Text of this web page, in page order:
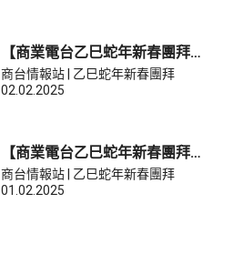
【商業電台乙巳蛇年新春團拜】
朱薰、急急子、阿強、Oscar畫
蛇畫去
商台情報站 | 乙巳蛇年新春團拜
02.02.2025
【商業電台乙巳蛇年新春團拜】
阿正、Elsie、薛晉寧 年初四同你
畫蛇添福
商台情報站 | 乙巳蛇年新春團拜
01.02.2025